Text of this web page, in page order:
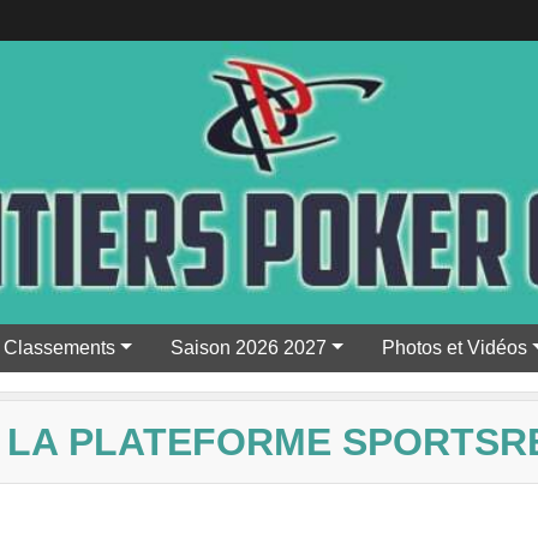
Classements Saison 2026 2027 Photos et Vidéos
PLATEFORME